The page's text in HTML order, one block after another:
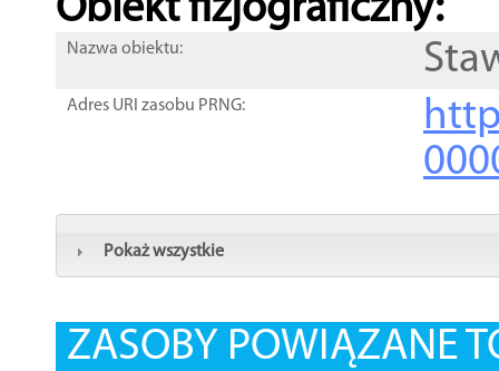
Obiekt fizjograficzny:
Nazwa obiektu:
Adres URI zasobu PRNG:
Pokaż wszystkie
ZASOBY POWIĄZANE